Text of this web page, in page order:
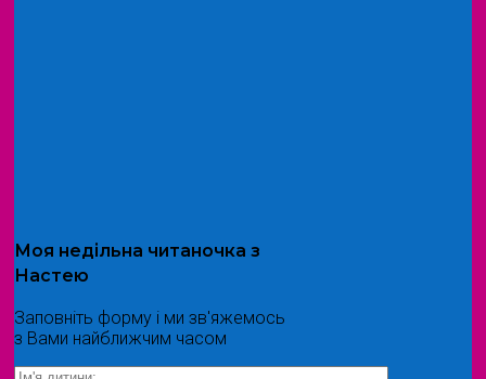
Моя недільна читаночка з
Настею
Заповніть форму і ми зв'яжемось
з Вами найближчим часом